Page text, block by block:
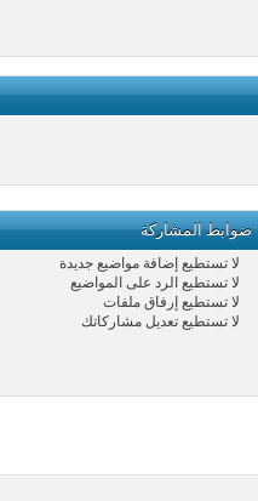
ضوابط المشاركة
لا تستطيع إضافة مواضيع جديدة
لا تستطيع الرد على المواضيع
لا تستطيع إرفاق ملفات
لا تستطيع تعديل مشاركاتك